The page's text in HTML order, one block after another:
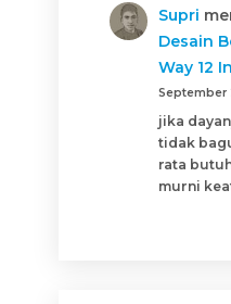
Supri
Desain
Way 12
September
jika
tidak
rata
murni